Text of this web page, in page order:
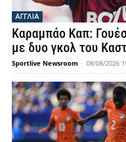
ΑΓΓΛΙΑ
Καραμπάο Καπ:
με δυο γκολ του
Sportlive Newsroom - 08/08/2026